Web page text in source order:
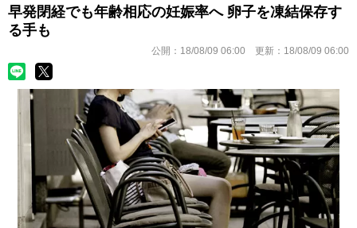
早発閉経でも年齢相応の妊娠率へ 卵子を凍結保存す
る手も
公開： 18/08/09 06:00 更新： 18/08/09 06:00